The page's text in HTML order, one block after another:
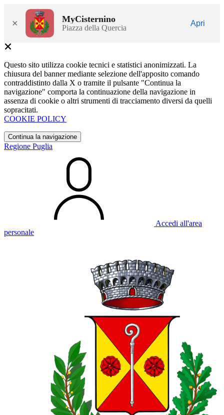
× MyCisternino
Piazza della Quercia
Apri
Questo sito utilizza cookie tecnici e statistici anonimizzati. La
chiusura del banner mediante selezione dell'apposito comando
contraddistinto dalla X o tramite il pulsante "Continua la
navigazione" comporta la continuazione della navigazione in
assenza di cookie o altri strumenti di tracciamento diversi da quelli
sopracitati.
COOKIE POLICY
Continua la navigazione
Regione Puglia
Accedi all'area
personale